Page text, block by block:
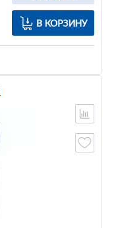
В КОРЗИНУ